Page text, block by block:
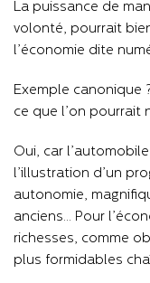
La puissance de
volonté, pourrait
l’économie dite
Exemple canonique
ce que l’on pourrait
Oui, car
l’illustration d’un
autonomie,
anciens… Pour
richesses, comme
plus formidables